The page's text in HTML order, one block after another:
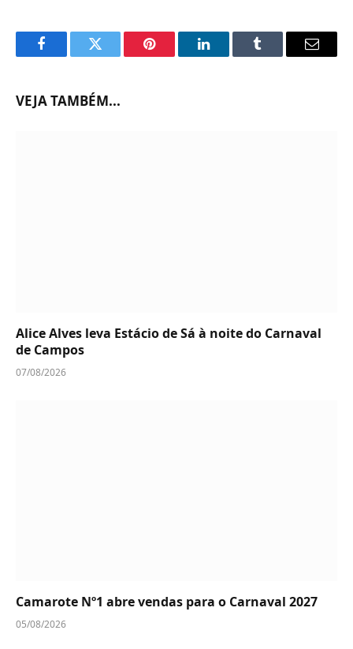
FacebookTwitter Pinterest LinkedInTumblr Email
VEJA TAMBÉM...
Alice Alves leva Estácio de Sá à noite do Carnaval
de Campos
07/08/2026
Camarote Nº1 abre vendas para o Carnaval 2027
05/08/2026